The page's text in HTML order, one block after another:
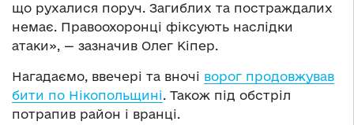
що рухалися поруч. Загиблих та постраждалих
немає. Правоохоронці фіксують наслідки
атаки», — зазначив Олег Кіпер.
Нагадаємо, ввечері та вночі ворог продовжував
бити по Нікопольщині. Також під обстріл
потрапив район і вранці.